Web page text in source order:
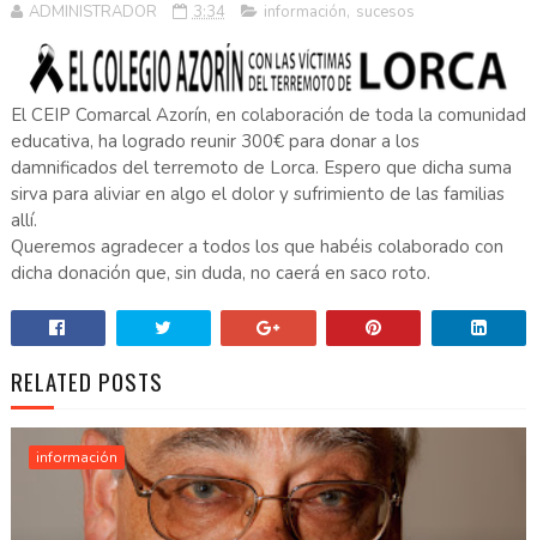
ADMINISTRADOR 3:34 información, sucesos
El CEIP Comarcal Azorín, en colaboración de toda la comunidad
educativa, ha logrado reunir 300€ para donar a los
damnificados del terremoto de Lorca. Espero que dicha suma
sirva para aliviar en algo el dolor y sufrimiento de las familias
allí.
Queremos agradecer a todos los que habéis colaborado con
dicha donación que, sin duda, no caerá en saco roto.
RELATED POSTS
información